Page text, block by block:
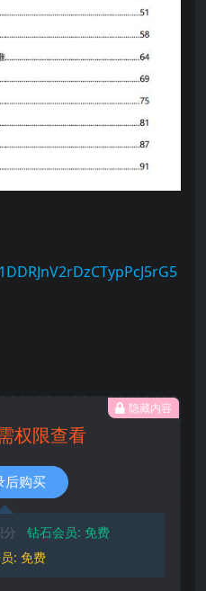
隐藏内容
权限查看
后购买
分 钻石会员: 免费
: 免费